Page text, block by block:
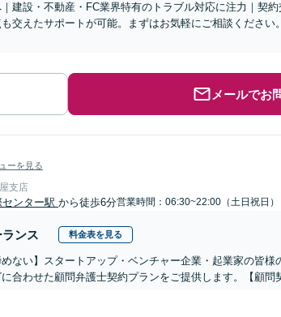
建設・不動産・FC業界特有のトラブル対応に注力｜契
交えたサポートが可能。まずはお気軽にご相談ください
メールでお
ーを見る
支店
センター駅 から徒歩6分営業時間：06:30~22:00（土日祝日）
ンス 料金表を見る
めない】スタートアップ・ベンチャー企業・起業家の皆
合わせた顧問弁護士契約プランをご提供します。【顧問